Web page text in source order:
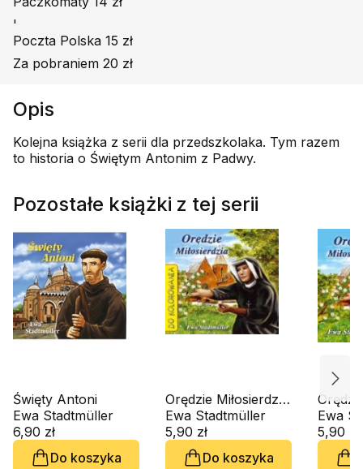
'
Poczta Polska 15 zł
Za pobraniem 20 zł
Opis
Kolejna książka z serii dla przedszkolaka. Tym razem
to historia o Świętym Antonim z Padwy.
Pozostałe książki z tej serii
Święty Antoni
Ewa Stadtmüller
6,90 zł
Do koszyka
Orędzie Miłosierdzia
do kolorowania
Ewa Stadtmüller
5,90 zł
Do koszyka
Ewa
5,90 zł